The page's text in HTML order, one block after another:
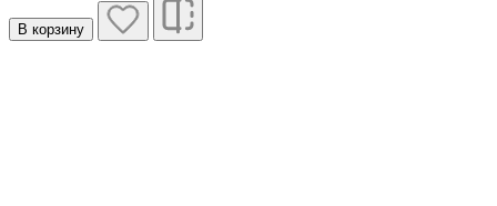
В корзину